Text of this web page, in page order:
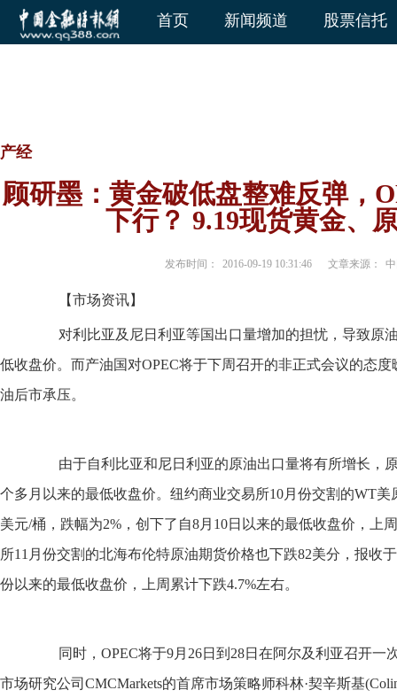
首页 新闻频道 股票信托
产经
顾研墨：黄金破低盘整难反弹，
下行？ 9.19现货黄金、
发布时间： 2016-09-19 10:31:46 文章来源：
【市场资讯】
对利比亚及尼日利亚等国出口量增加的担忧，导致原
低收盘价。而产油国对OPEC将于下周召开的非正式会议的态
油后市承压。
由于自利比亚和尼日利亚的原油出口量将有所增长，
个多月以来的最低收盘价。纽约商业交易所10月份交割的WT美
美元/桶，跌幅为2%，创下了自8月10日以来的最低收盘价，上
所11月份交割的北海布伦特原油期货价格也下跌82美分，报收
份以来的最低收盘价，上周累计下跌4.7%左右。
同时，OPEC将于9月26日到28日在阿尔及利亚召开一
市场研究公司CMCMarkets的首席市场策略师科林·契辛斯基